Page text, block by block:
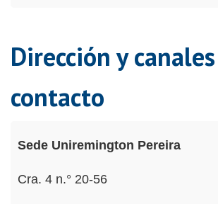
Dirección y
contacto
Sede Uniremington Pereira
Cra. 4 n.° 20-56